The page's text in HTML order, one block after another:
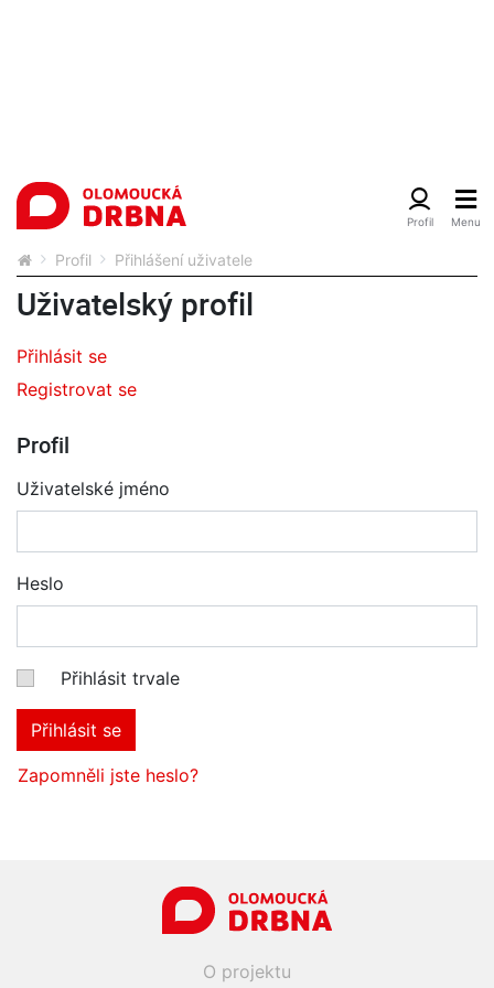
Profil Přihlášení uživatele
Uživatelský profil
Přihlásit se
Registrovat se
Profil
Uživatelské jméno
Heslo
Přihlásit trvale
Přihlásit se
Zapomněli jste heslo?
O projektu